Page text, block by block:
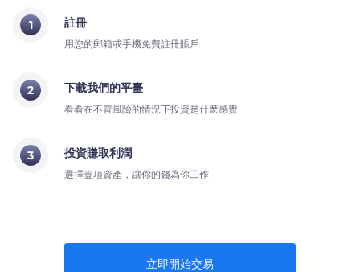
1 註冊
用您的郵箱或手機免費註冊賬戶
2 下載我們的平臺
看看在不冒風險的情況下投資是什麽感覺
3 投資賺取利潤
選擇壹項資產，讓你的錢為你工作
立即開始交易